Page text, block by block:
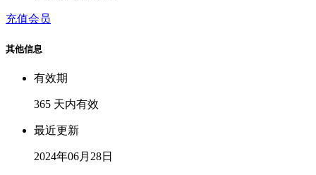
充值会员
其他信息
有效期
365 天内有效
最近更新
2024年06月28日